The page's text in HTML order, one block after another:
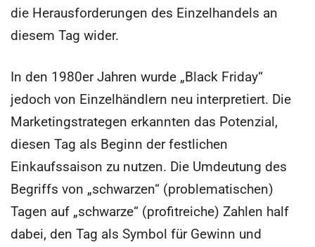
die Herausforderungen des Einzelhandels an
diesem Tag wider.
In den 1980er Jahren wurde „Black Friday“
jedoch von Einzelhändlern neu interpretiert. Die
Marketingstrategen erkannten das Potenzial,
diesen Tag als Beginn der festlichen
Einkaufssaison zu nutzen. Die Umdeutung des
Begriffs von „schwarzen“ (problematischen)
Tagen auf „schwarze“ (profitreiche) Zahlen half
dabei, den Tag als Symbol für Gewinn und